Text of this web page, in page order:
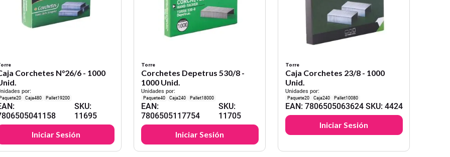
Corchetes N°26/6 - 1000
por:
20 480 19200
:
SKU:
11695
Iniciar Sesión
Torre
Corchetes Depetrus 530/8 -
1000 Unid.
Unidades por:
40 240 18000
EAN:
7806505117754
SKU:
11705
Iniciar Sesión
Torre
Caja Corchetes 23/8 - 1000
Unid.
Unidades por:
20 240 10080
EAN: 7806505063624 SKU: 4424
Iniciar Sesión